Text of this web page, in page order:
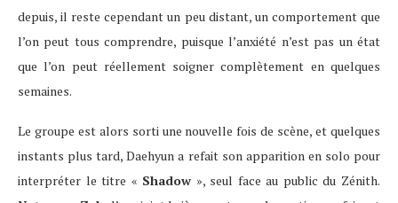
depuis, il reste cependant un peu distant, un comportement que
l’on peut tous comprendre, puisque l’anxiété n’est pas un état
que l’on peut réellement soigner complètement en quelques
semaines.
Le groupe est alors sorti une nouvelle fois de scène, et quelques
instants plus tard, Daehyun a refait son apparition en solo pour
interpréter le titre « Shadow », seul face au public du Zénith.